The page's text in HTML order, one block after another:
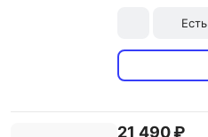
Есть
21 490 ₽